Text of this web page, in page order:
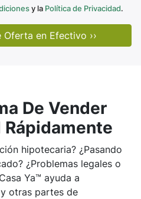
y la Política de Privacidad.
De Vender
Rápidamente
hipotecaria? ¿Pasando
¿Problemas legales o
Ya™ ayuda a
otras partes de